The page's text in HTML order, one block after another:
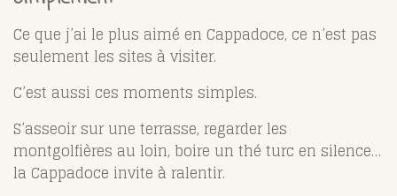
Ce que j’ai le plus aimé en Cappadoce, ce n’est pas
seulement les sites à visiter.
C’est aussi ces moments simples.
S’asseoir sur une terrasse, regarder les
montgolfières au loin, boire un thé turc en silence…
la Cappadoce invite à ralentir.